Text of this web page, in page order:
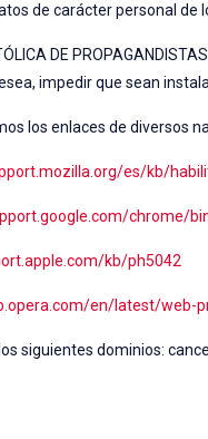
de carácter personal de
DE
impedir que sean
los enlaces de diversos
es/kb/
chrome/
kb/ph5042
en/latest/web-
siguientes dominios: